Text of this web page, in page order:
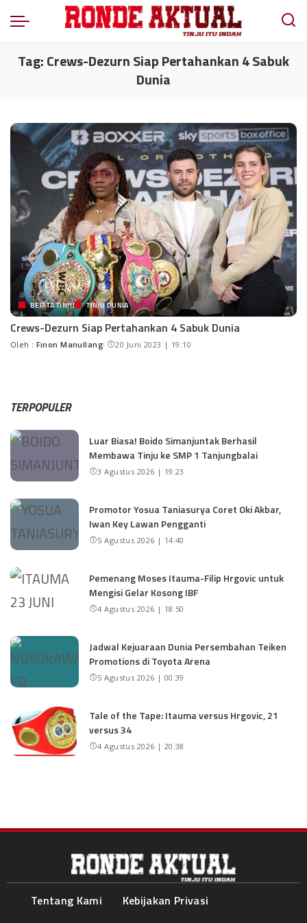
Tag:Crews-Dezurn Siap Pertahankan 4 Sabuk
Dunia
BERITA TINJU TINJU DUNIA
Crews-Dezurn Siap Pertahankan 4 Sabuk Dunia
Oleh : Finon Manullang 20 Juni 2023 | 19:10
TERPOPULER
Luar Biasa! Boido Simanjuntak Berhasil
Membawa Tinju ke SMP 1 Tanjungbalai
3 Agustus 2026 | 19:23
Promotor Yosua Taniasurya Coret Oki Akbar,
Iwan Key Lawan Pengganti
5 Agustus 2026 | 14:40
Pemenang Moses Itauma-Filip Hrgovic untuk
Mengisi Gelar Kosong IBF
4 Agustus 2026 | 18:50
Jadwal Kejuaraan Dunia Persembahan Teiken
Promotions di Toyota Arena
5 Agustus 2026 | 00:39
Tale of the Tape: Itauma versus Hrgovic, 21
versus 34
4 Agustus 2026 | 20:38
Tentang Kami
Kebijakan Privasi